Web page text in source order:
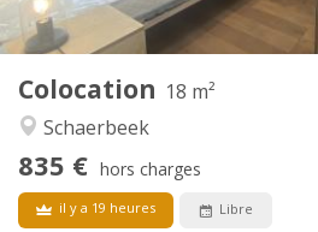
Colocation 18 m²
Schaerbeek
835 € hors charges
il y a 19 heures Libre